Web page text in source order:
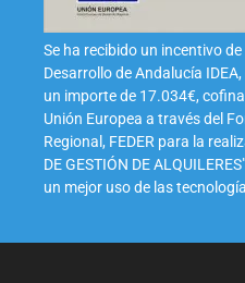
Se ha recibido un incentivo
Desarrollo de Andalucía
un importe de 17.034€,
Unión Europea a través del
Regional, FEDER para la
DE GESTIÓN DE
un mejor uso de las